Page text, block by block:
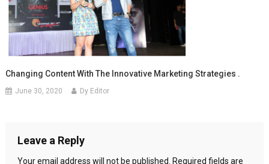
Changing Content With The Innovative Marketing Strategies .
June 30, 2020 Dy Editor
Leave a Reply
Your email address will not be published. Required fields are